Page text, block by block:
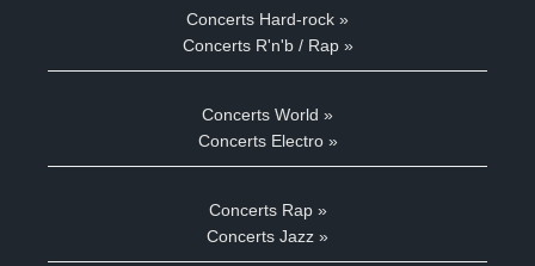
Concerts Hard-rock »
Concerts R'n'b / Rap »
Concerts World »
Concerts Electro »
Concerts Rap »
Concerts Jazz »